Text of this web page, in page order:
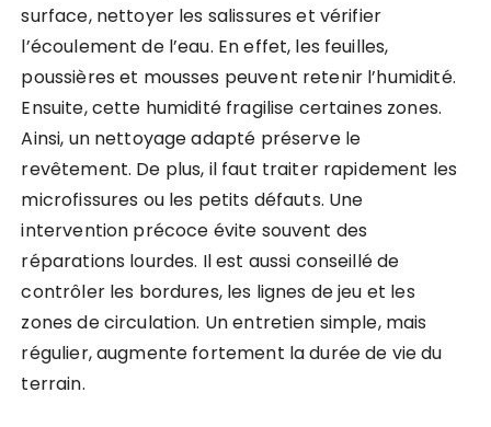
surface, nettoyer les salissures et vérifier
l’écoulement de l’eau. En effet, les feuilles,
poussières et mousses peuvent retenir l’humidité.
Ensuite, cette humidité fragilise certaines zones.
Ainsi, un nettoyage adapté préserve le
revêtement. De plus, il faut traiter rapidement les
microfissures ou les petits défauts. Une
intervention précoce évite souvent des
réparations lourdes. Il est aussi conseillé de
contrôler les bordures, les lignes de jeu et les
zones de circulation. Un entretien simple, mais
régulier, augmente fortement la durée de vie du
terrain.